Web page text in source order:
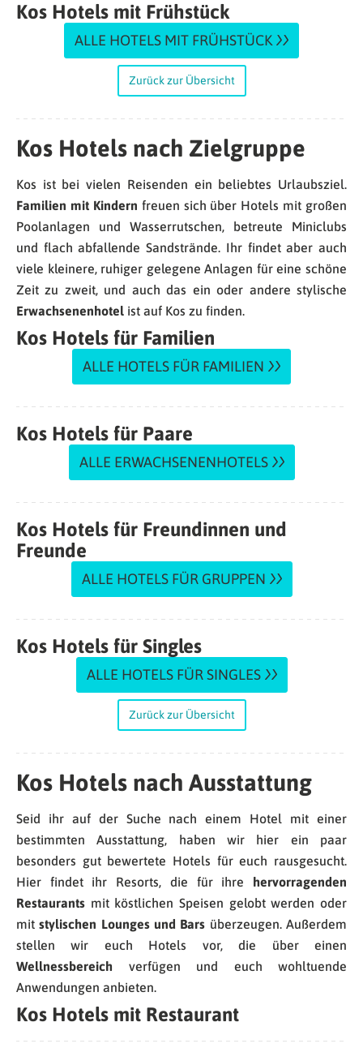
Kos Hotels mit Frühstück
ALLE HOTELS MIT FRÜHSTÜCK
Zurück zur Übersicht
Kos Hotels nach Zielgruppe
Kos ist bei vielen Reisenden ein beliebtes Urlaubsziel.
Familien mit Kindern freuen sich über Hotels mit großen
Poolanlagen und Wasserrutschen, betreute Miniclubs
und flach abfallende Sandstrände. Ihr findet aber auch
viele kleinere, ruhiger gelegene Anlagen für eine schöne
Zeit zu zweit, und auch das ein oder andere stylische
Erwachsenenhotel ist auf Kos zu finden.
Kos Hotels für Familien
ALLE HOTELS FÜR FAMILIEN
Kos Hotels für Paare
ALLE ERWACHSENENHOTELS
Kos Hotels für Freundinnen und
Freunde
ALLE HOTELS FÜR GRUPPEN
Kos Hotels für Singles
ALLE HOTELS FÜR SINGLES
Zurück zur Übersicht
Kos Hotels nach Ausstattung
Seid ihr auf der Suche nach einem Hotel mit einer
bestimmten Ausstattung, haben wir hier ein paar
besonders gut bewertete Hotels für euch rausgesucht.
Hier findet ihr Resorts, die für ihre
hervorragenden
Restaurants mit köstlichen Speisen gelobt werden oder
mitstylischen Lounges und Bars überzeugen. Außerdem
stellen wir euch Hotels vor, die über einen
Wellnessbereich verfügen und euch wohltuende
Anwendungen anbieten.
Kos Hotels mit Restaurant